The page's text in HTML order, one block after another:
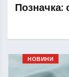
Позначка:
НОВИНИ